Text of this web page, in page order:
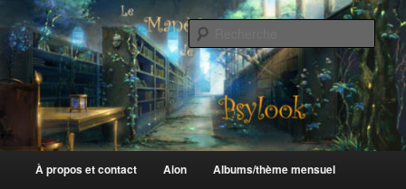
au
contenu
principalLe Manège de Psylook
principal
À propos et contact Aion Albums/thème mensuel